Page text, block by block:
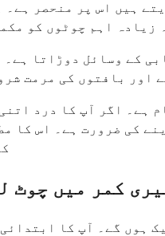
زیادہ اہم چوٹوں کو
کے وسائل دوڑاتا
اور بافتوں کی مرمت
ہے۔ اگر آپ کا درد
کی ضرورت ہے۔ اس کا
کمر میں چوٹ
ہوں گے۔ آپ کا